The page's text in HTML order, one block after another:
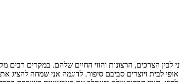
לבין הצרכים, הרצונות והווי החיים שלהם. במקרים
לבית ויוצרים סביבם סיפור. לדוגמה אני שמחה